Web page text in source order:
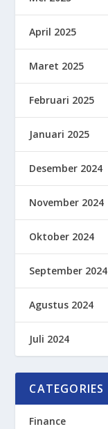
April 2025
Maret 2025
Februari 2025
Januari 2025
Desember 2024
November 2024
Oktober 2024
September 2024
Agustus 2024
Juli 2024
CATEGORIES
Finance